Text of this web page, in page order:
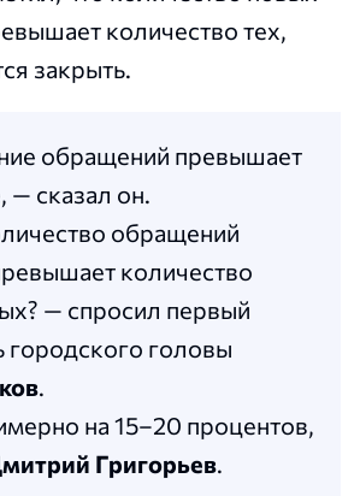
количество тех,
закрыть.
обращений превышает
— сказал он.
обращений
количество
— спросил первый
городского головы
.
на 15–20 процентов,
Григорьев.